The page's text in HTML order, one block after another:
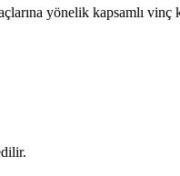
yönelik kapsamlı vinç